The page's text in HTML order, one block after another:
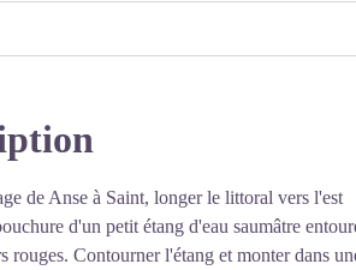
l'image en plein écran
de Anse à Saint, longer le littoral vers l'est
d'un petit étang d'eau saumâtre
rouges. Contourner l'étang et monter dans